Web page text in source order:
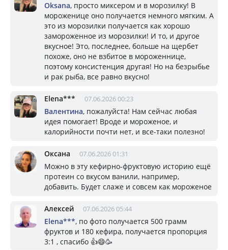
Oksana, просто миксером и в морозилку! В
мороженице оно получается немного мягким. А
это из морозилки получается как хорошо
замороженное из морозилки! И то, и другое
вкусное! Это, последнее, больше на щербет
похоже, оно не взбитое в мороженнице,
поэтому консистенция другая! Но на безрыбье
и рак рыба, все равно вкусно!
Elena*** 07.06.2026 00:23
Валентина, пожалуйста! Нам сейчас любая
идея помогает! Вроде и мороженое, и
калорийности почти нет, и все-таки полезно!
Оксана 07.06.2026 01:31
Можно в эту кефирно-фруктовую историю ещё
протеин со вкусом ванили, например,
добавить. Будет слаже и совсем как мороженое
Алексей 07.06.2026 05:44
Elena***, по фото получается 500 грамм
фруктов и 180 кефира, получается пропорция
3:1 , спасибо 👍😄🥳